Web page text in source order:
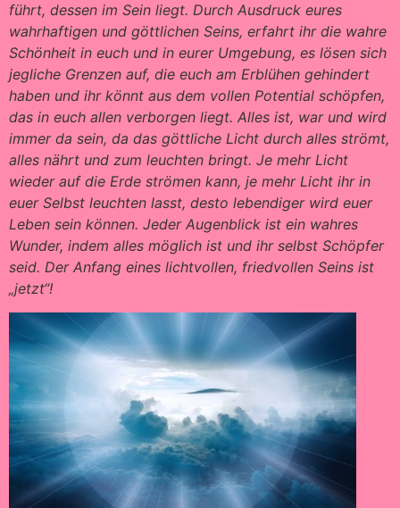
führt, dessen im Sein liegt. Durch Ausdruck eures
wahrhaftigen und göttlichen Seins, erfahrt ihr die wahre
Schönheit in euch und in eurer Umgebung, es lösen sich
jegliche Grenzen auf, die euch am Erblühen gehindert
haben und ihr könnt aus dem vollen Potential schöpfen,
das in euch allen verborgen liegt. Alles ist, war und wird
immer da sein, da das göttliche Licht durch alles strömt,
alles nährt und zum leuchten bringt. Je mehr Licht
wieder auf die Erde strömen kann, je mehr Licht ihr in
euer Selbst leuchten lasst, desto lebendiger wird euer
Leben sein können. Jeder Augenblick ist ein wahres
Wunder, indem alles möglich ist und ihr selbst Schöpfer
seid. Der Anfang eines lichtvollen, friedvollen Seins ist
„jetzt“!